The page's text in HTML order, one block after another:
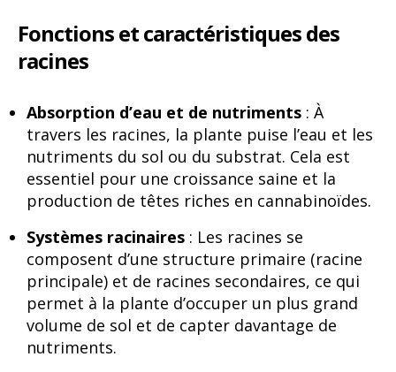
Fonctions et caractéristiques des
racines
Absorption d’eau et de nutriments : À
travers les racines, la plante puise l’eau et les
nutriments du sol ou du substrat. Cela est
essentiel pour une croissance saine et la
production de têtes riches en cannabinoïdes.
Systèmes racinaires : Les racines se
composent d’une structure primaire (racine
principale) et de racines secondaires, ce qui
permet à la plante d’occuper un plus grand
volume de sol et de capter davantage de
nutriments.